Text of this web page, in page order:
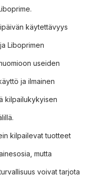
käytettävyys
Liboprimen
useiden
ja ilmainen
kilpailukykyisen
kilpailevat tuotteet
mutta
voivat tarjota